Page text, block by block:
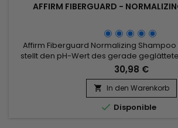
AFFIRM FIBERGUARD -
Affirm Fiberguard Normalizing
stellt den pH-Wert des gerade
her.&nbsp; Feuchtigkeitsspendende
neutralisierende Shampoo von Affirm
vollständige Normalisierung nach dem
alle Reste des Relaxers. Affirm
Shampoo enthält Argan-,...
30,98 €
 In den Warenkorb
 Disponible